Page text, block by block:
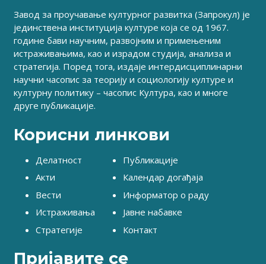
Завод за проучавање културног развитка (Запрокул) је
јединствена институција културе која се од 1967.
године бави научним, развојним и примењеним
истраживањима, као и израдом студија, анализа и
стратегија. Поред тога, издаје интердисциплинарни
научни часопис за теорију и социологију културе и
културну политику – часопис Култура, као и многе
друге публикације.
Корисни линкови
Делатност
Акти
Вести
Истраживања
Стратегије
Публикације
Календар догађаја
Информатор о раду
Јавне набавке
Контакт
Пријавите се